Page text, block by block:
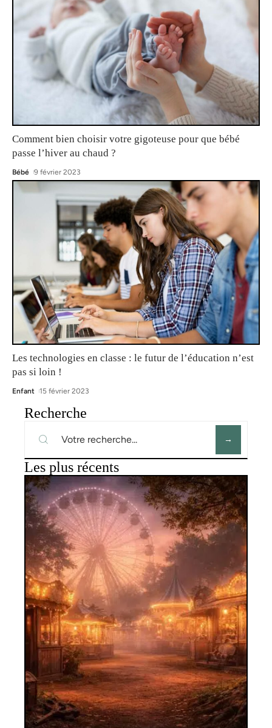
Comment bien choisir votre gigoteuse pour que bébé
passe l’hiver au chaud ?
Bébé 9 février 2023
Les technologies en classe : le futur de l’éducation n’est
pas si loin !
Enfant 15 février 2023
Recherche
Les plus récents